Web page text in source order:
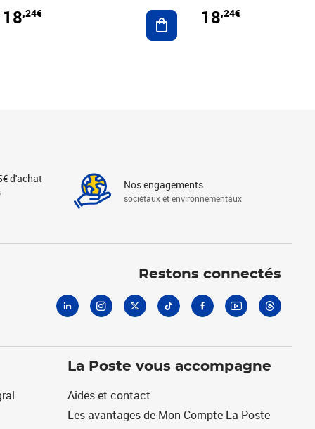
au panier
18,24€ Ajouter au panier
18,24€
d'achat Nos engagements
sociétaux et environnementaux
Restons connectés
La Poste vous accompagne
Aides et contact
Les avantages de Mon Compte La Poste